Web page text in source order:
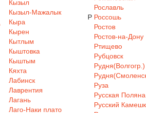
Кызыл
Кызыл-Мажалык
Кыра
Кырен
Кытлым
Кыштовка
Кыштым
Кяхта
Лабинск
Лаврентия
Лагань
Лаго-Наки плато
Р
Рославль
Россошь
Ростов
Ростов-на-Дону
Ртищево
Рубцовск
Рудня(Волгогр.)
Руза
Русская Поляна
Русский